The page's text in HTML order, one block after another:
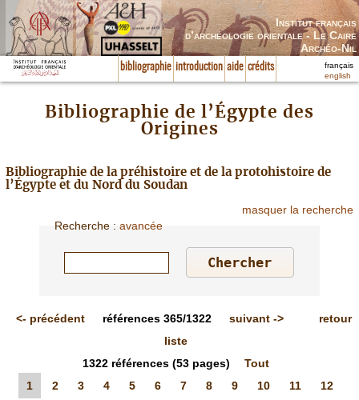
Institut français
d’archéologie orientale - Le Caire
Archéo-Nil
bibliographie introduction aide crédits
français
english
Bibliographie de l’Égypte des
Origines
Bibliographie de la préhistoire et de la protohistoire de
l’Égypte et du Nord du Soudan
masquer la recherche
Recherche :avancée
<- précédent références365/1322 suivant->
retour
liste
1322 références(53 pages)
Tout
1
2 3 4 5 6 7 8 9 10 11
12